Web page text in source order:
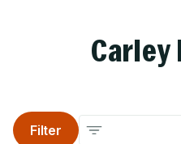
Carley
Filter